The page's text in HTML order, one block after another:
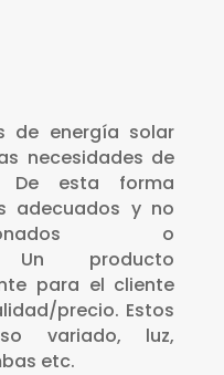
de energía solar
necesidades de
De esta forma
adecuados y no
o
Un producto
para el cliente
precio. Estos
variado, luz,
etc.